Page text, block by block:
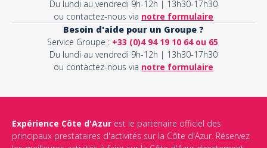
Du lundi au vendredi 9h-12h | 13h30-17h30
ou contactez-nous via notre formulaire
Besoin d'aide pour un Groupe ?
Service Groupe : +33 (0)4 94 19 10 64 ou 65
Du lundi au vendredi 9h-12h | 13h30-17h30
ou contactez-nous via notre formulaire
Expérience Côte d'Azur est le partenaire officiel des
principaux prestataires d'activités sur la Côte d'Azur. Réservez